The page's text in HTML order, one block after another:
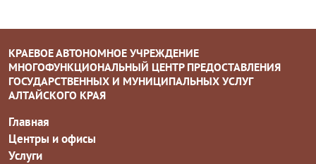
КРАЕВОЕ АВТОНОМНОЕ УЧРЕЖДЕНИЕ
МНОГОФУНКЦИОНАЛЬНЫЙ ЦЕНТР ПРЕДОСТАВЛЕНИЯ
ГОСУДАРСТВЕННЫХ И МУНИЦИПАЛЬНЫХ УСЛУГ
АЛТАЙСКОГО КРАЯ
Главная
Центры и офисы
Услуги